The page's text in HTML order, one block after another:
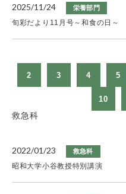
2025/11/24 栄養部門
旬彩だより11月号～和食の日～
2 3 4 5
10
救急科
2022/01/23 救急科
昭和大学小谷教授特別講演